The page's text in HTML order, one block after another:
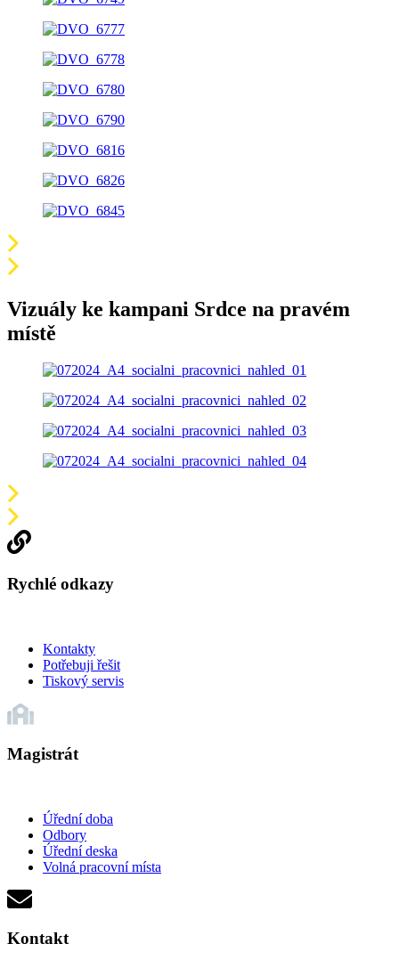
Vizuály ke kampani Srdce na pravém
místě
Rychlé odkazy
Kontakty
Potřebuji řešit
Tiskový servis
Magistrát
Úřední doba
Odbory
Úřední deska
Volná pracovní místa
Kontakt